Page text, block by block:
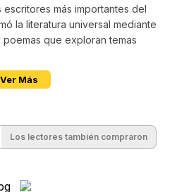
más importantes del
la literatura universal mediante
que exploran temas
Ver Más
Los lectores también compraron